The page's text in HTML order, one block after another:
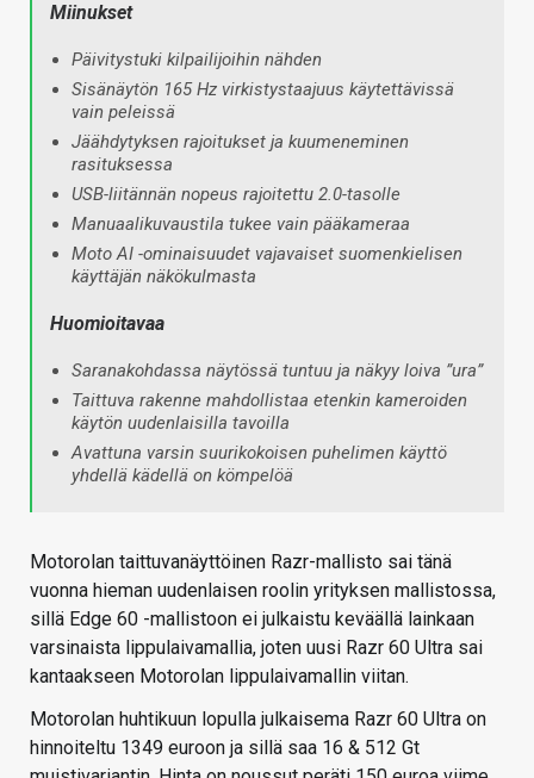
Miinukset
Päivitystuki kilpailijoihin nähden
Sisänäytön 165 Hz virkistystaajuus käytettävissä
vain peleissä
Jäähdytyksen rajoitukset ja kuumeneminen
rasituksessa
USB-liitännän nopeus rajoitettu 2.0-tasolle
Manuaalikuvaustila tukee vain pääkameraa
Moto AI -ominaisuudet vajavaiset suomenkielisen
käyttäjän näkökulmasta
Huomioitavaa
Saranakohdassa näytössä tuntuu ja näkyy loiva ”ura”
Taittuva rakenne mahdollistaa etenkin kameroiden
käytön uudenlaisilla tavoilla
Avattuna varsin suurikokoisen puhelimen käyttö
yhdellä kädellä on kömpelöä
Motorolan taittuvanäyttöinen Razr-mallisto sai tänä
vuonna hieman uudenlaisen roolin yrityksen mallistossa,
sillä Edge 60 -mallistoon ei julkaistu keväällä lainkaan
varsinaista lippulaivamallia, joten uusi Razr 60 Ultra sai
kantaakseen Motorolan lippulaivamallin viitan.
Motorolan huhtikuun lopulla julkaisema Razr 60 Ultra on
hinnoiteltu 1349 euroon ja sillä saa 16 & 512 Gt